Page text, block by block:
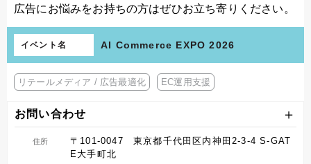
広告にお悩みをお持ちの方はぜひお立ち寄りください。
イベント名 AI Commerce EXPO 2026
リテールメディア / 広告最適化 EC運用支援
お問い合わせ
住所
〒101-0047 東京都千代田区内神田2-3-4 S-GAT
E大手町北